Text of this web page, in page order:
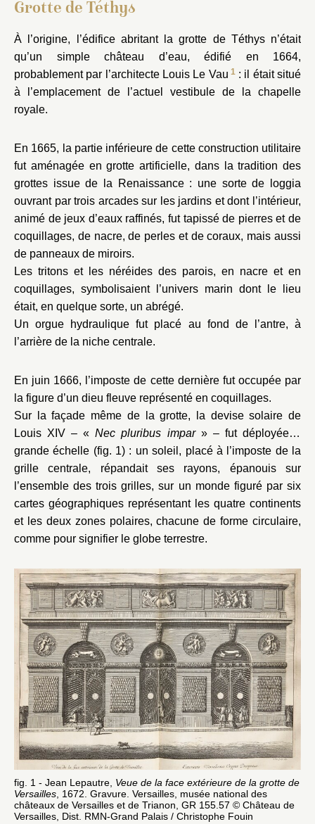
l’Orangerie
Parterre du Midi
Grotte de Téthys
À l’origine, l’édifice abritant la grotte de Téthys n’était
qu’un simple château d’eau, édifié en 1664,
probablement par l’architecte Louis Le Vau 1: il était situé
à l’emplacement de l’actuel vestibule de la chapelle
royale.
En 1665, la partie inférieure de cette construction utilitaire
fut aménagée en grotte artificielle, dans la tradition des
grottes issue de la Renaissance : une sorte de loggia
ouvrant par trois arcades sur les jardins et dont l’intérieur,
animé de jeux d’eaux raffinés, fut tapissé de pierres et de
coquillages, de nacre, de perles et de coraux, mais aussi
de panneaux de miroirs.
Les tritons et les néréides des parois, en nacre et en
coquillages, symbolisaient l’univers marin dont le lieu
était, en quelque sorte, un abrégé.
Un orgue hydraulique fut placé au fond de l’antre, à
l’arrière de la niche centrale.
En juin 1666, l’imposte de cette dernière fut occupée par
la figure d’un dieu fleuve représenté en coquillages.
Sur la façade même de la grotte, la devise solaire de
Louis XIV – «Nec pluribus impar» – fut déployée à
grande échelle (fig. 1) : un soleil, placé à l’imposte de la
grille centrale, répandait ses rayons, épanouis sur
l’ensemble des trois grilles, sur un monde figuré par six
cartes géographiques représentant les quatre continents
et les deux zones polaires, chacune de forme circulaire,
comme pour signifier le globe terrestre.
fig. 1 - Jean Lepautre, Veue de la face extérieure de la grotte de
Versailles , 1672. Gravure. Versailles, musée national des
châteaux de Versailles et de Trianon, GR 155.57 © Château de
Versailles, Dist. RMN-Grand Palais / Christophe Fouin